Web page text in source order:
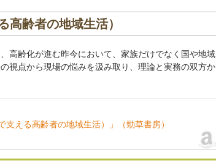
高齢者の地域生活）
高齢化が進む昨今において、家族だけでなく国や地域
視点から現場の悩みを汲み取り、理論と実務の双方か
支える高齢者の地域生活）」（勁草書房）